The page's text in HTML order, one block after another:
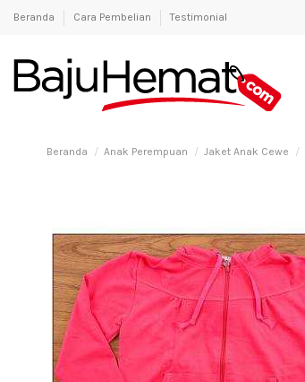
Beranda Cara Pembelian Testimonial
Beranda Anak Perempuan Jaket Anak Cewe